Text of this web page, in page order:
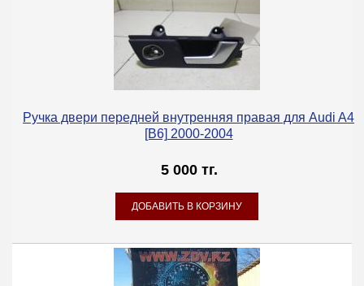
Ручка двери передней внутренняя правая для Audi A4
[B6] 2000-2004
5 000 тг.